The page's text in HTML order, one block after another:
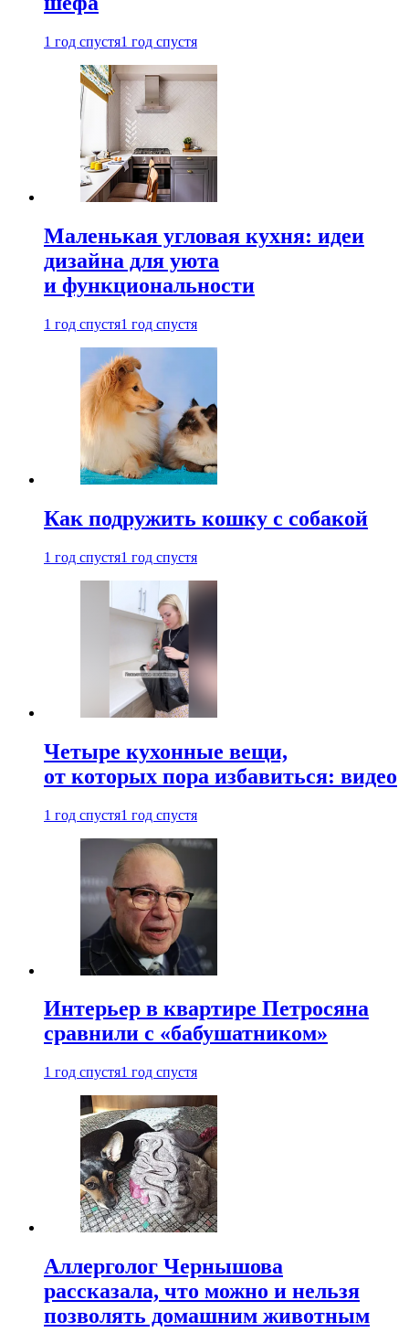
1 год спустя1 год спустя
Маленькая угловая кухня: идеи
дизайна для уюта
и функциональности
1 год спустя1 год спустя
Как подружить кошку с собакой
1 год спустя1 год спустя
Четыре кухонные вещи,
от которых пора избавиться: видео
1 год спустя1 год спустя
Интерьер в квартире Петросяна
сравнили с «бабушатником»
1 год спустя1 год спустя
Аллерголог Чернышова
рассказала, что можно и нельзя
позволять домашним животным